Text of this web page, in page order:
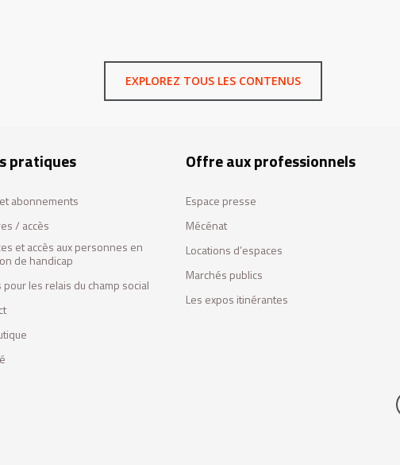
EXPLOREZ TOUS LES CONTENUS
pratiques
abonnements
/ accès
et accès aux personnes en
de handicap
les relais du champ social
Offre aux professionnels
Espace presse
Mécénat
Locations d’espaces
Marchés publics
Les expos itinérantes